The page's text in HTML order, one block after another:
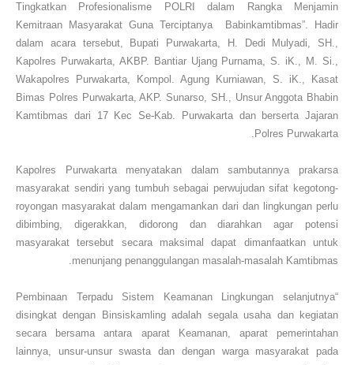
Tingkatkan Profesionalisme POLRI dalam Rangka Menjamin
Kemitraan Masyarakat Guna Terciptanya Babinkamtibmas”.
Hadir
dalam acara tersebut, Bupati Purwakarta, H. Dedi Mulyadi, SH.,
Kapolres Purwakarta, AKBP. Bantiar Ujang Purnama, S. iK., M. Si.,
Wakapolres Purwakarta, Kompol. Agung Kurniawan, S. iK., Kasat
Bimas Polres Purwakarta, AKP. Sunarso, SH., Unsur Anggota Bhabin
Kamtibmas dari 17 Kec Se-Kab. Purwakarta dan berserta Jajaran
Polres Purwakarta.
Kapolres Purwakarta menyatakan dalam sambutannya prakarsa
masyarakat sendiri yang tumbuh sebagai perwujudan sifat kegotong-
royongan masyarakat dalam mengamankan dari dan lingkungan perlu
dibimbing, digerakkan, didorong dan diarahkan agar potensi
masyarakat tersebut secara maksimal dapat dimanfaatkan untuk
menunjang penanggulangan masalah-masalah Kamtibmas.
“Pembinaan Terpadu Sistem Keamanan Lingkungan selanjutnya
disingkat dengan Binsiskamling adalah segala usaha dan kegiatan
secara bersama antara aparat Keamanan, aparat pemerintahan
lainnya, unsur-unsur swasta dan dengan warga masyarakat pada